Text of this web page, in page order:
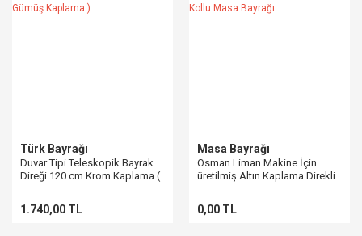
Türk Bayrağı
Duvar Tipi Teleskopik Bayrak
Direği 120 cm Krom Kaplama (
1.740,00 TL
Masa Bayrağı
Osman Liman Makine İçin
üretilmiş Altın Kaplama Direkli
0,00 TL